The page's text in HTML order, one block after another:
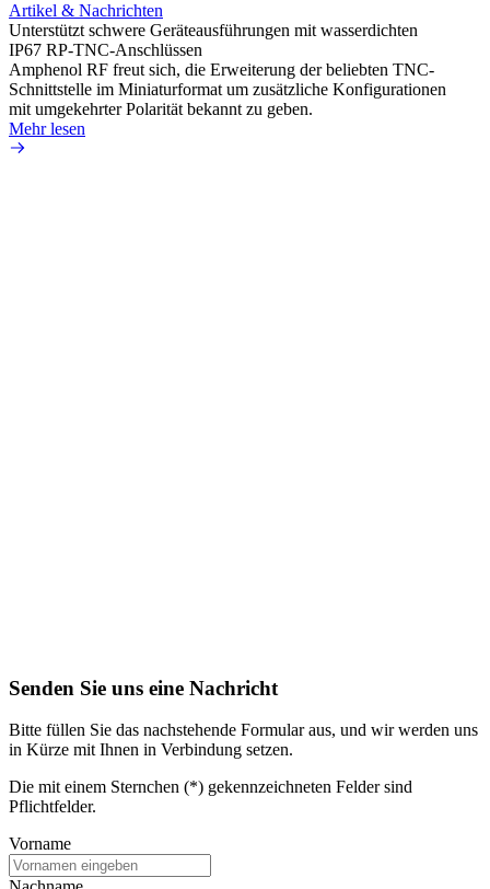
Artikel & Nachrichten
Unterstützt schwere Geräteausführungen mit wasserdichten
IP67 RP-TNC-Anschlüssen
Amphenol RF freut sich, die Erweiterung der beliebten TNC-
Schnittstelle im Miniaturformat um zusätzliche Konfigurationen
mit umgekehrter Polarität bekannt zu geben.
Mehr lesen
Senden Sie uns eine Nachricht
Bitte füllen Sie das nachstehende Formular aus, und wir werden uns
in Kürze mit Ihnen in Verbindung setzen.
Die mit einem Sternchen (*) gekennzeichneten Felder sind
Pflichtfelder.
Vorname